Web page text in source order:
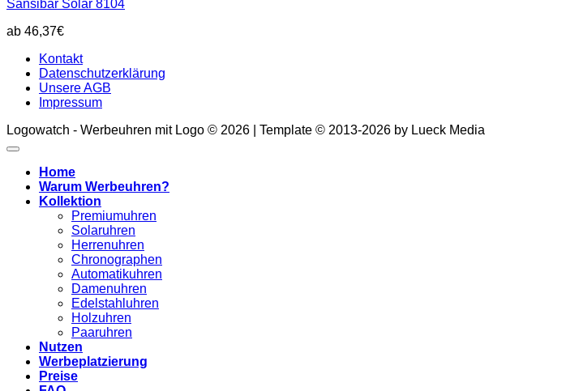
Sansibar Solar 8104
46,37€
Kontakt
Datenschutzerklärung
Unsere AGB
Impressum
Logowatch - Werbeuhren mit Logo © 2026 | Template © 2013-2026 by Lueck Media
Home
Warum Werbeuhren?
Kollektion
Premiumuhren
Solaruhren
Herrenuhren
Chronographen
Automatikuhren
Damenuhren
Edelstahluhren
Holzuhren
Paaruhren
Nutzen
Werbeplatzierung
Preise